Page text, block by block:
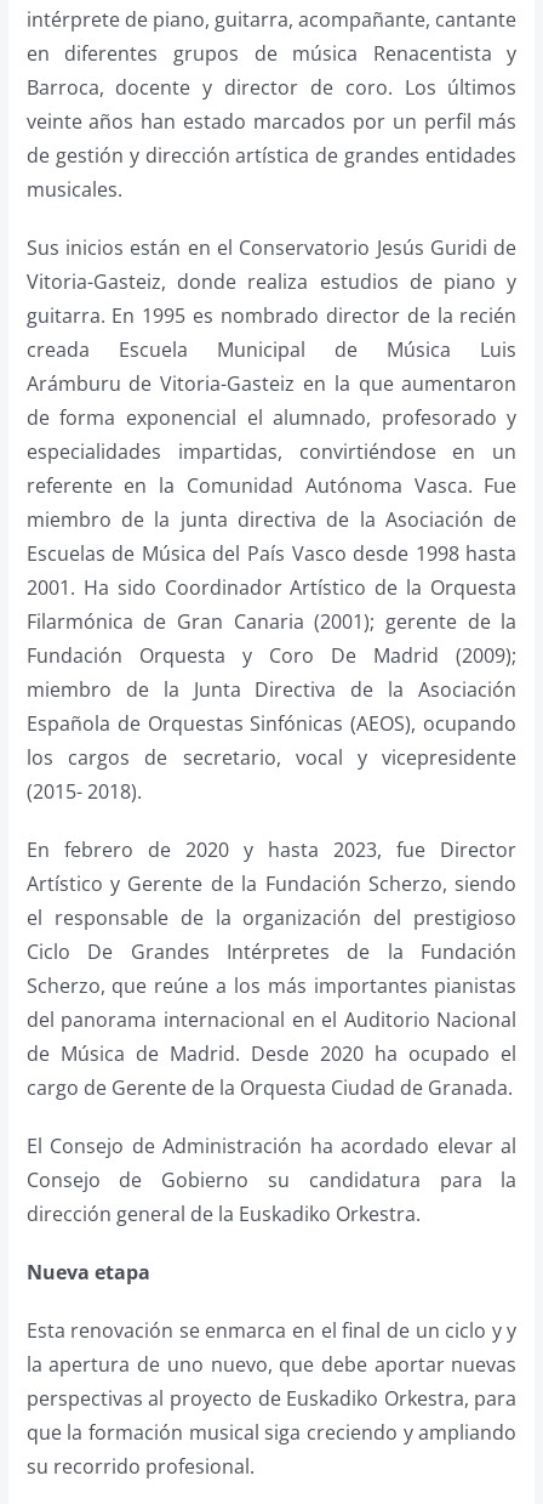
intérprete de piano, guitarra, acompañante, cantante
en diferentes grupos de música Renacentista y
Barroca, docente y director de coro. Los últimos
veinte años han estado marcados por un perfil más
de gestión y dirección artística de grandes entidades
musicales.
Sus inicios están en el Conservatorio Jesús Guridi de
Vitoria-Gasteiz, donde realiza estudios de piano y
guitarra. En 1995 es nombrado director de la recién
creada Escuela Municipal de Música Luis
Arámburu de Vitoria-Gasteiz en la que aumentaron
de forma exponencial el alumnado, profesorado y
especialidades impartidas, convirtiéndose en un
referente en la Comunidad Autónoma Vasca. Fue
miembro de la junta directiva de la Asociación de
Escuelas de Música del País Vasco desde 1998 hasta
2001. Ha sido Coordinador Artístico de la Orquesta
Filarmónica de Gran Canaria (2001); gerente de la
Fundación Orquesta y Coro De Madrid (2009);
miembro de la Junta Directiva de la Asociación
Española de Orquestas Sinfónicas (AEOS), ocupando
los cargos de secretario, vocal y vicepresidente
(2015- 2018).
En febrero de 2020 y hasta 2023, fue Director
Artístico y Gerente de la Fundación Scherzo, siendo
el responsable de la organización del prestigioso
Ciclo De Grandes Intérpretes de la Fundación
Scherzo, que reúne a los más importantes pianistas
del panorama internacional en el Auditorio Nacional
de Música de Madrid. Desde 2020 ha ocupado el
cargo de Gerente de la Orquesta Ciudad de Granada.
El Consejo de Administración ha acordado elevar al
Consejo de Gobierno su candidatura para la
dirección general de la Euskadiko Orkestra.
Nueva etapa
Esta renovación se enmarca en el final de un ciclo y y
la apertura de uno nuevo, que debe aportar nuevas
perspectivas al proyecto de Euskadiko Orkestra, para
que la formación musical siga creciendo y ampliando
su recorrido profesional.